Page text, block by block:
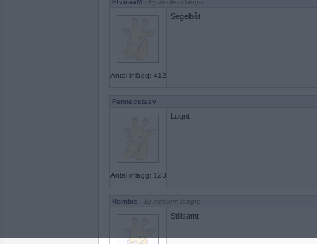
ElviraaM - Ej medlem längre
Antal inlägg: 412
Segelbåt
Fennecstasy
Antal inlägg: 123
Lugnt
Rombis - Ej medlem längre
Stillsamt